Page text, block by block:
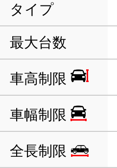
タイプ
最大台数
車高制限
車幅制限
全長制限